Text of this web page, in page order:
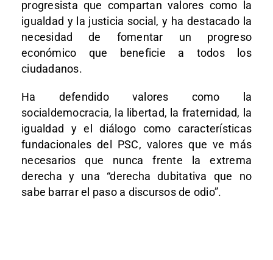
progresista que compartan valores como la
igualdad y la justicia social, y ha destacado la
necesidad de fomentar un progreso
económico que beneficie a todos los
ciudadanos.
Ha defendido valores como la
socialdemocracia, la libertad, la fraternidad, la
igualdad y el diálogo como características
fundacionales del PSC, valores que ve más
necesarios que nunca frente la extrema
derecha y una “derecha dubitativa que no
sabe barrar el paso a discursos de odio”.